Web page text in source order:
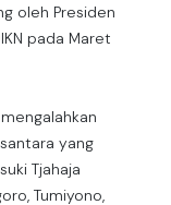
oleh Presiden
pada Maret
yang
Tjahaja
Tumiyono,